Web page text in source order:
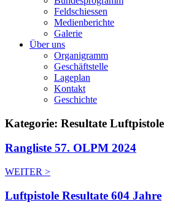
Feldschiessen
Medienberichte
Galerie
Über uns
Organigramm
Geschäftstelle
Lageplan
Kontakt
Geschichte
Kategorie: Resultate Luftpistole
Rangliste 57. OLPM 2024
WEITER >
Luftpistole Resultate 604 Jahre